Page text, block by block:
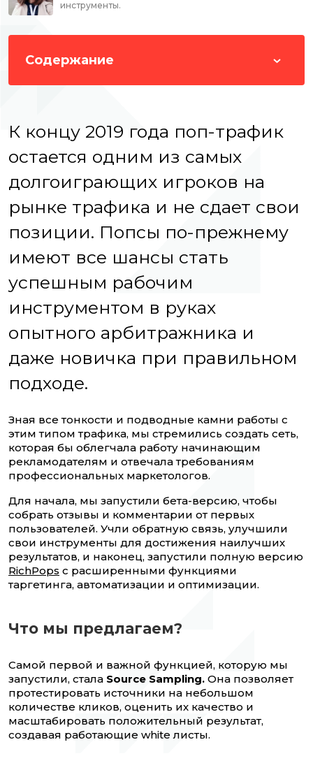
инструменты.
Содержание
К концу 2019 года поп-трафик
остается одним из самых
долгоиграющих игроков на
рынке трафика и не сдает свои
позиции. Попсы по-прежнему
имеют все шансы стать
успешным рабочим
инструментом в руках
опытного арбитражника и
даже новичка при правильном
подходе.
Зная все тонкости и подводные камни работы с
этим типом трафика, мы стремились создать сеть,
которая бы облегчала работу начинающим
рекламодателям и отвечала требованиям
профессиональных маркетологов.
Для начала, мы запустили бета-версию, чтобы
собрать отзывы и комментарии от первых
пользователей. Учли обратную связь, улучшили
свои инструменты для достижения наилучших
результатов, и наконец, запустили полную версию
RichPops с расширенными функциями
таргетинга, автоматизации и оптимизации.
Что мы предлагаем?
Самой первой и важной функцией, которую мы
запустили, стала Source Sampling. Она позволяет
протестировать источники на небольшом
количестве кликов, оценить их качество и
масштабировать положительный результат,
создавая работающие white листы.